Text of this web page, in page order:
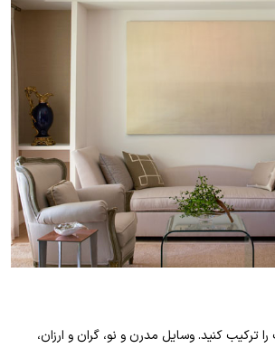
کنید. وسایل مدرن و نو، گران و ارزان،